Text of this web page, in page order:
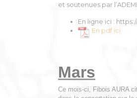
et soutenues par
En ligne ici :
En pdf ici
Mars
Ce mois-ci, Fibois AURA